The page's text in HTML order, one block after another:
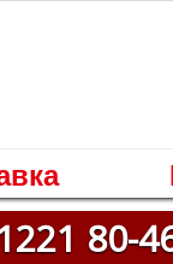
80-